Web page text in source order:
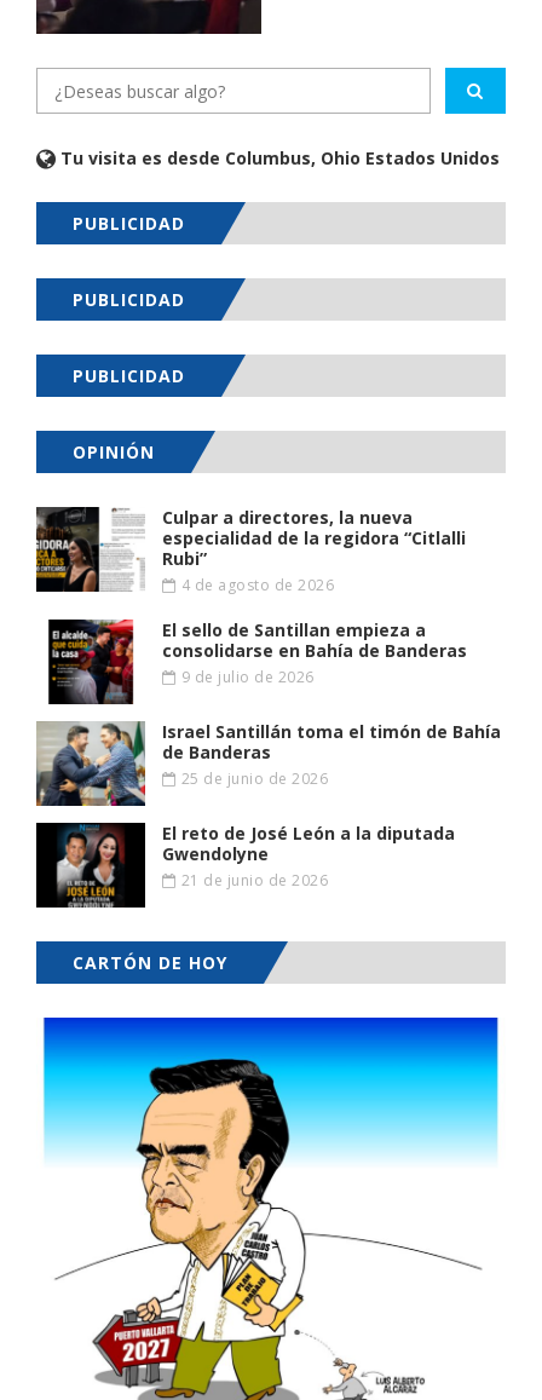
Tu visita es desde Columbus, Ohio Estados Unidos
PUBLICIDAD
PUBLICIDAD
PUBLICIDAD
OPINIÓN
Culpar a directores, la nueva
especialidad de la regidora “Citlalli
Rubi”
4 de agosto de 2026
El sello de Santillan empieza a
consolidarse en Bahía de Banderas
9 de julio de 2026
Israel Santillán toma el timón de Bahía
de Banderas
25 de junio de 2026
El reto de José León a la diputada
Gwendolyne
21 de junio de 2026
CARTÓN DE HOY